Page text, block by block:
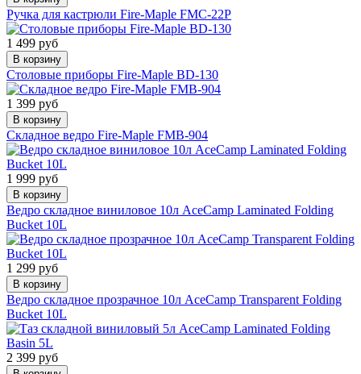
Ручка для кастрюли Fire-Maple FMC-22P
1 499 руб
В корзину
Столовые приборы Fire-Maple BD-130
1 399 руб
В корзину
Складное ведро Fire-Maple FMB-904
1 999 руб
В корзину
Ведро складное виниловое 10л AceCamp Laminated Folding
Bucket 10L
1 299 руб
В корзину
Ведро складное прозрачное 10л AceCamp Transparent Folding
Bucket 10L
2 399 руб